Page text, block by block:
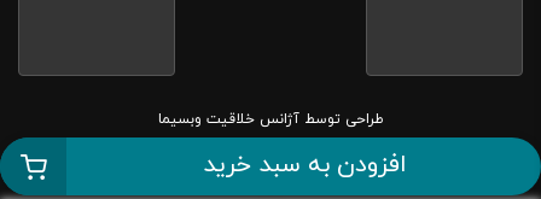
افزودن به سبد خرید
طراحی توسطآژانس خلاقیت وبسیما
کلیه حقوق این سایت متعلق به بانک کتاب مارکا می باشد.